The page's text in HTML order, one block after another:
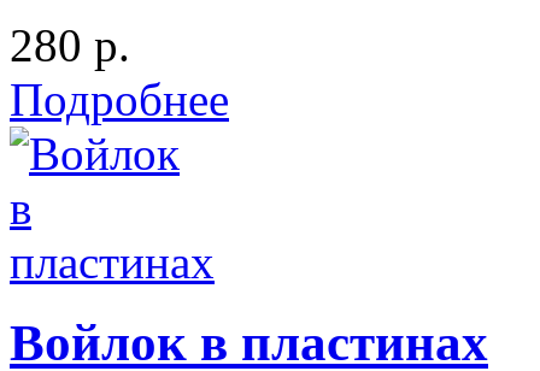
280 р.
Подробнее
Войлок в пластинах